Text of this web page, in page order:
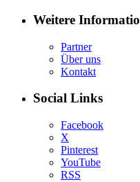
Weitere
Partner
Über uns
Kontakt
Social Links
Facebook
X
Pinterest
YouTube
RSS